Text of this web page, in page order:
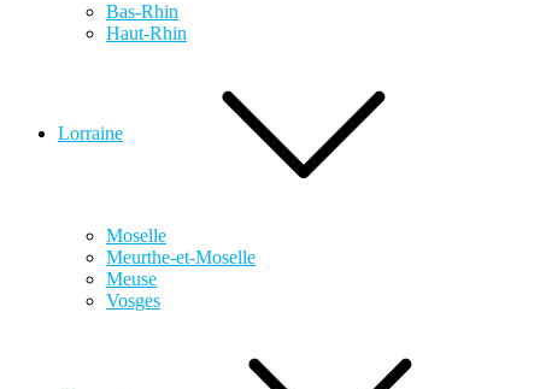
Bas-Rhin
Haut-Rhin
Lorraine
Moselle
Meurthe-et-Moselle
Meuse
Vosges